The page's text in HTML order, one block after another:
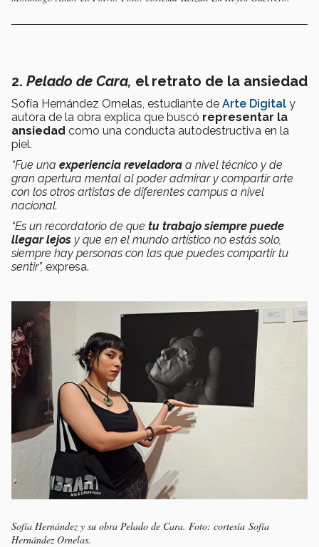
2. Pelado de Cara, el retrato de la ansiedad
Sofía Hernández Ornelas, estudiante de Arte Digital y
autora de la obra explica que buscó representar la
ansiedad como una conducta autodestructiva en la
piel.
“Fue una experiencia reveladora a nivel técnico y de
gran apertura mental al poder admirar y compartir arte
con los otros artistas de diferentes campus a nivel
nacional.
“Es un recordatorio de que tu trabajo siempre puede
llegar lejos y que en el mundo artístico no estás solo,
siempre hay personas con las que puedes compartir tu
sentir”, expresa.
Sofía Hernández y su obra Pelado de Cara. Foto: cortesía Sofía
Hernández Ornelas.